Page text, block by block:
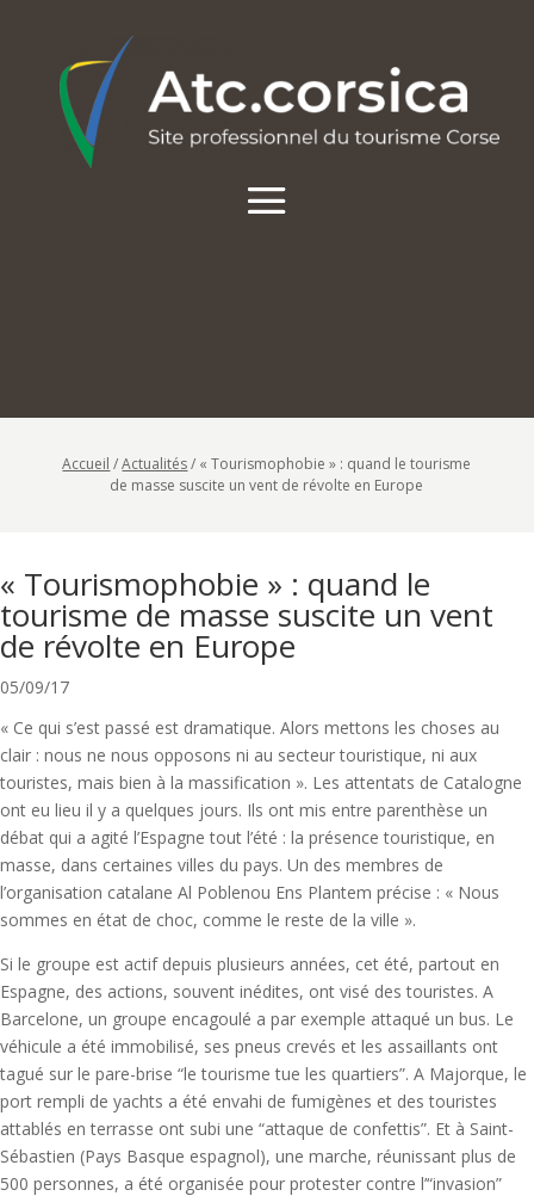
Accueil /Actualités/ « Tourismophobie » : quand le tourisme
de masse suscite un vent de révolte en Europe
« Tourismophobie » : quand le
tourisme de masse suscite un vent
de révolte en Europe
05/09/17
« Ce qui s’est passé est dramatique. Alors mettons les choses au
clair : nous ne nous opposons ni au secteur touristique, ni aux
touristes, mais bien à la massification ». Les attentats de Catalogne
ont eu lieu il y a quelques jours. Ils ont mis entre parenthèse un
débat qui a agité l’Espagne tout l’été : la présence touristique, en
masse, dans certaines villes du pays. Un des membres de
l’organisation catalane Al Poblenou Ens Plantem précise : « Nous
sommes en état de choc, comme le reste de la ville ».
Si le groupe est actif depuis plusieurs années, cet été, partout en
Espagne, des actions, souvent inédites, ont visé des touristes. A
Barcelone, un groupe encagoulé a par exemple attaqué un bus. Le
véhicule a été immobilisé, ses pneus crevés et les assaillants ont
tagué sur le pare-brise “le tourisme tue les quartiers”. A Majorque, le
port rempli de yachts a été envahi de fumigènes et des touristes
attablés en terrasse ont subi une “attaque de confettis”. Et à Saint-
Sébastien (Pays Basque espagnol), une marche, réunissant plus de
500 personnes, a été organisée pour protester contre l’“invasion”